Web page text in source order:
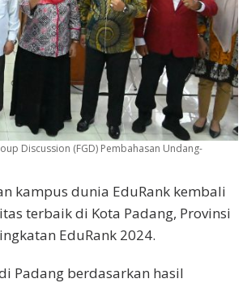
Discussion (FGD) Pembahasan Undang-
kampus dunia EduRank kembali
terbaik di Kota Padang, Provinsi
EduRank 2024.
Padang berdasarkan hasil